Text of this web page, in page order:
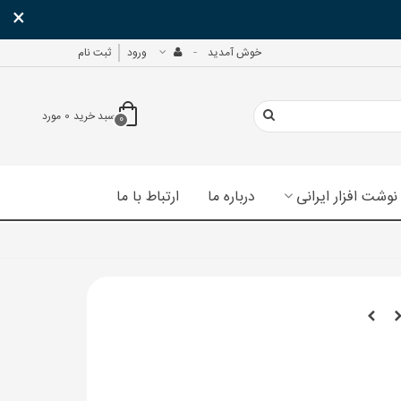
×
خوش آمدید ورود ثبت نام
0سبد خرید 0 مورد
نوشت افزار ایرانی درباره ما ارتباط با ما